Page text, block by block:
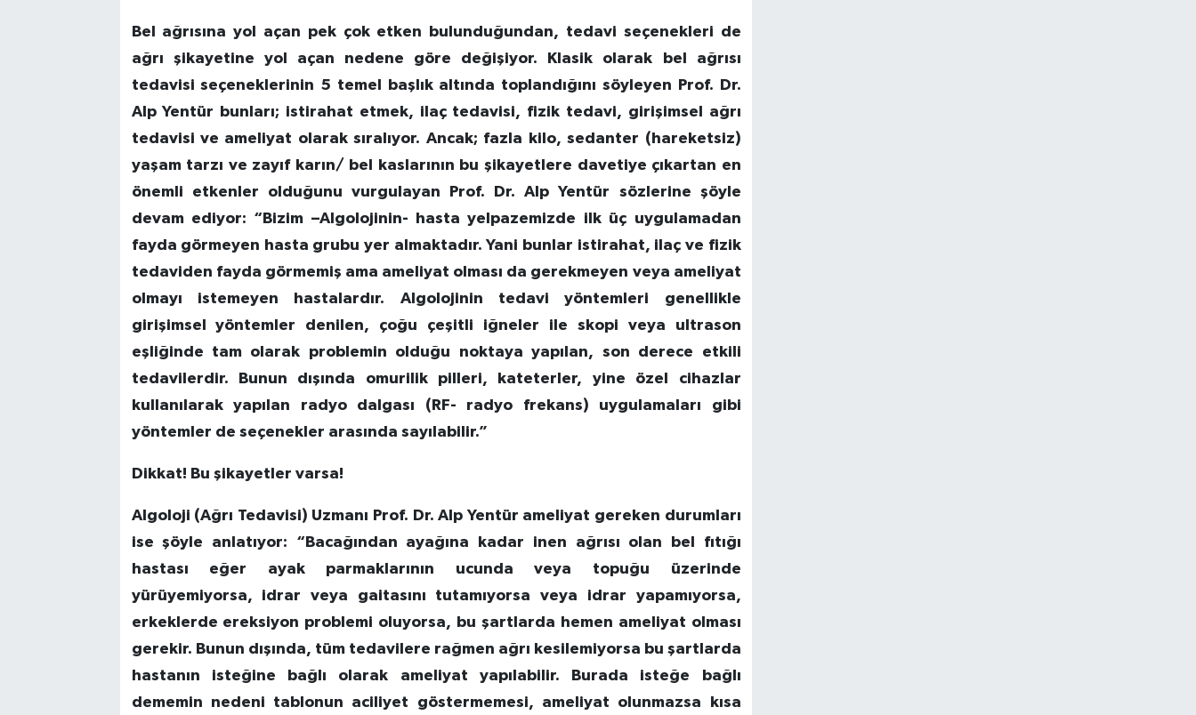
Bel ağrısına yol açan pek çok etken bulunduğundan, tedavi seçenekleri de
ağrı şikayetine yol açan nedene göre değişiyor. Klasik olarak bel ağrısı
tedavisi seçeneklerinin 5 temel başlık altında toplandığını söyleyen Prof. Dr.
Alp Yentür bunları; istirahat etmek, ilaç tedavisi, fizik tedavi, girişimsel ağrı
tedavisi ve ameliyat olarak sıralıyor. Ancak; fazla kilo, sedanter (hareketsiz)
yaşam tarzı ve zayıf karın/ bel kaslarının bu şikayetlere davetiye çıkartan en
önemli etkenler olduğunu vurgulayan Prof. Dr. Alp Yentür sözlerine şöyle
devam ediyor: “Bizim –Algolojinin- hasta yelpazemizde ilk üç uygulamadan
fayda görmeyen hasta grubu yer almaktadır. Yani bunlar istirahat, ilaç ve fizik
tedaviden fayda görmemiş ama ameliyat olması da gerekmeyen veya ameliyat
olmayı istemeyen hastalardır. Algolojinin tedavi yöntemleri genellikle
girişimsel yöntemler denilen, çoğu çeşitli iğneler ile skopi veya ultrason
eşliğinde tam olarak problemin olduğu noktaya yapılan, son derece etkili
tedavilerdir. Bunun dışında omurilik pilleri, kateterler, yine özel cihazlar
kullanılarak yapılan radyo dalgası (RF- radyo frekans) uygulamaları gibi
yöntemler de seçenekler arasında sayılabilir.”
Dikkat! Bu şikayetler varsa!
Algoloji (Ağrı Tedavisi) Uzmanı Prof. Dr. Alp Yentür ameliyat gereken durumları
ise şöyle anlatıyor: “Bacağından ayağına kadar inen ağrısı olan bel fıtığı
hastası eğer ayak parmaklarının ucunda veya topuğu üzerinde
yürüyemiyorsa, idrar veya gaitasını tutamıyorsa veya idrar yapamıyorsa,
erkeklerde ereksiyon problemi oluyorsa, bu şartlarda hemen ameliyat olması
gerekir. Bunun dışında, tüm tedavilere rağmen ağrı kesilemiyorsa bu şartlarda
hastanın isteğine bağlı olarak ameliyat yapılabilir. Burada isteğe bağlı
dememin nedeni tablonun aciliyet göstermemesi, ameliyat olunmazsa kısa